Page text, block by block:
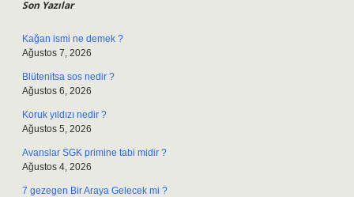
Son Yazılar
Kağan ismi ne demek ?
Ağustos 7, 2026
Blütenitsa sos nedir ?
Ağustos 6, 2026
Koruk yıldızı nedir ?
Ağustos 5, 2026
Avanslar SGK primine tabi midir ?
Ağustos 4, 2026
7 gezegen Bir Araya Gelecek mi ?